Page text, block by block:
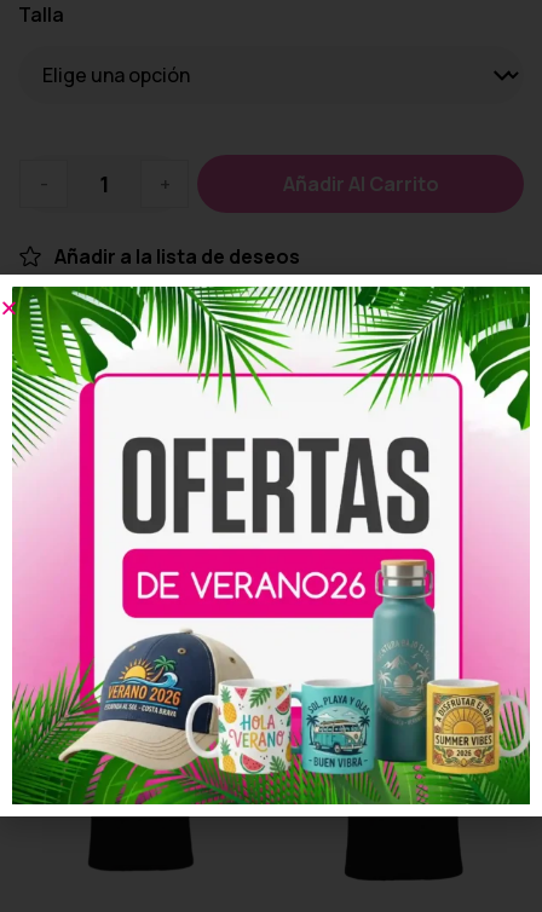
Talla
- + Añadir Al Carrito
Añadir a la lista de deseos
Personalizar
Compartir:
Productos relacionados